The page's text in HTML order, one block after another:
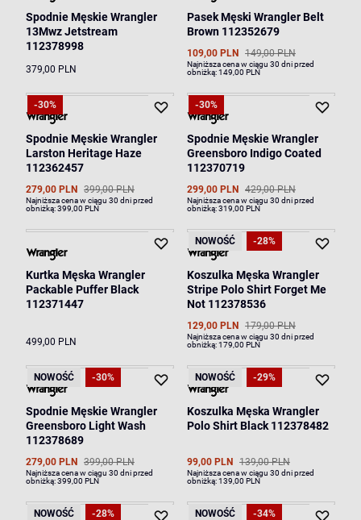
Spodnie Męskie Wrangler
13Mwz Jetstream
112378998
379,00 PLN
Pasek Męski Wrangler Belt
Brown 112352679
109,00 PLN 149,00 PLN
Najniższa cena w ciągu 30 dni przed
obniżką:149,00 PLN
-30%
Spodnie Męskie Wrangler
Larston Heritage Haze
112362457
279,00 PLN 399,00 PLN
Najniższa cena w ciągu 30 dni przed
obniżką:399,00 PLN
-30%
Spodnie Męskie Wrangler
Greensboro Indigo Coated
112370719
299,00 PLN 429,00 PLN
Najniższa cena w ciągu 30 dni przed
obniżką:319,00 PLN
Kurtka Męska Wrangler
Packable Puffer Black
112371447
499,00 PLN
NOWOŚĆ -28%
Koszulka Męska Wrangler
Stripe Polo Shirt Forget Me
Not 112378536
129,00 PLN 179,00 PLN
Najniższa cena w ciągu 30 dni przed
obniżką:179,00 PLN
NOWOŚĆ -30%
Spodnie Męskie Wrangler
Greensboro Light Wash
112378689
279,00 PLN 399,00 PLN
Najniższa cena w ciągu 30 dni przed
obniżką:399,00 PLN
NOWOŚĆ -29%
Koszulka Męska Wrangler
Polo Shirt Black 112378482
99,00 PLN 139,00 PLN
Najniższa cena w ciągu 30 dni przed
obniżką:139,00 PLN
NOWOŚĆ -28% NOWOŚĆ -34%